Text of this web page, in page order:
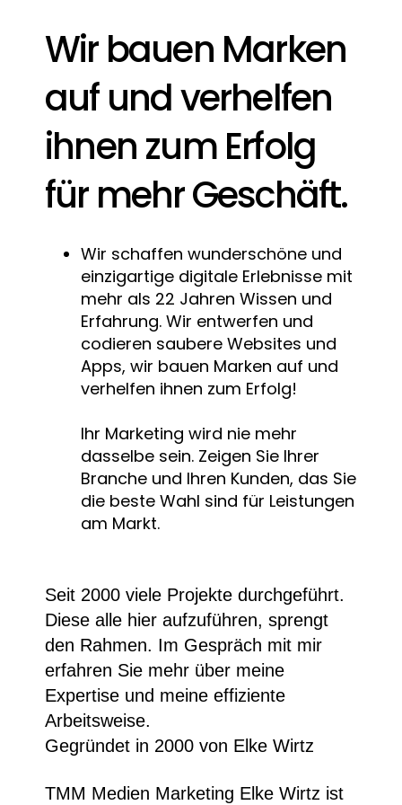
Wir bauen Marken
auf und verhelfen
ihnen zum Erfolg
für mehr Geschäft.
Wir schaffen wunderschöne und
einzigartige digitale Erlebnisse mit
mehr als 22 Jahren Wissen und
Erfahrung. Wir entwerfen und
codieren saubere Websites und
Apps, wir bauen Marken auf und
verhelfen ihnen zum Erfolg!
Ihr Marketing wird nie mehr
dasselbe sein. Zeigen Sie Ihrer
Branche und Ihren Kunden, das Sie
die beste Wahl sind für Leistungen
am Markt.
Seit 2000 viele Projekte durchgeführt.
Diese alle hier aufzuführen, sprengt
den Rahmen. Im Gespräch mit mir
erfahren Sie mehr über meine
Expertise und meine effiziente
Arbeitsweise.
Gegründet in 2000 von Elke Wirtz
TMM Medien Marketing Elke Wirtz ist